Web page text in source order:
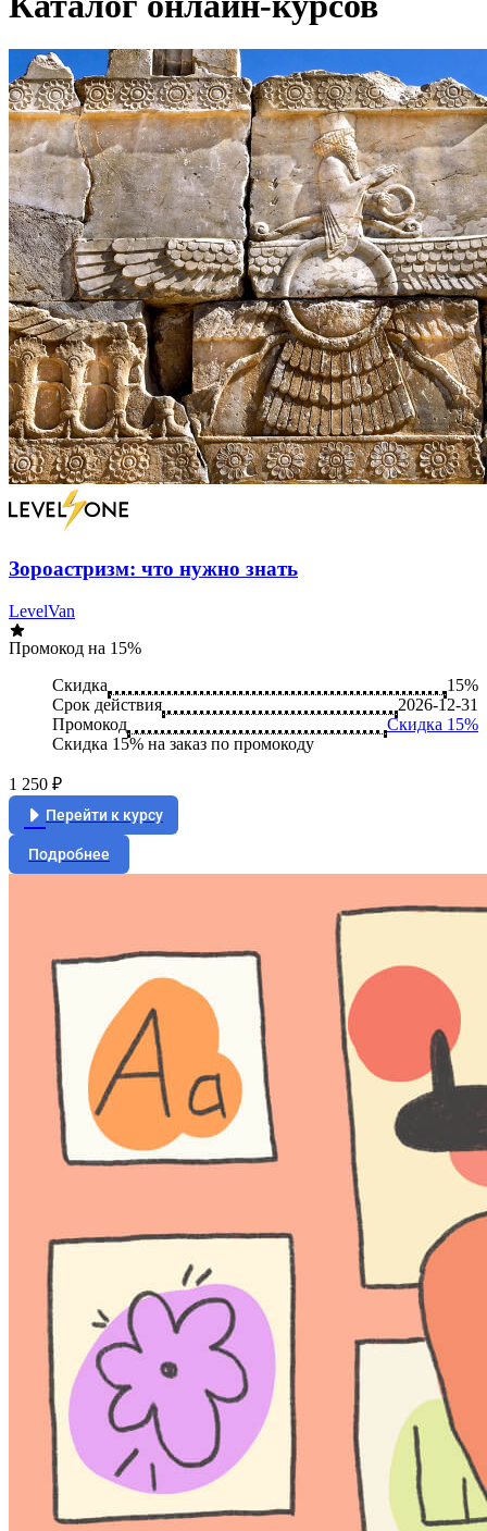
Зороастризм: что нужно знать
LevelVan
Промокод на 15%
Скидка
15%
Срок действия
2026-12-31
Промокод
Скидка 15%
Скидка 15% на заказ по промокоду
1 250 ₽
Перейти к курсу
Подробнее